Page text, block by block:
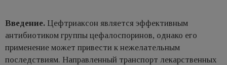
Введение. Цефтриаксон является эффективным
антибиотиком группы цефалоспоринов, однако его
применение может привести к нежелательным
последствиям. Направленный транспорт лекарственных